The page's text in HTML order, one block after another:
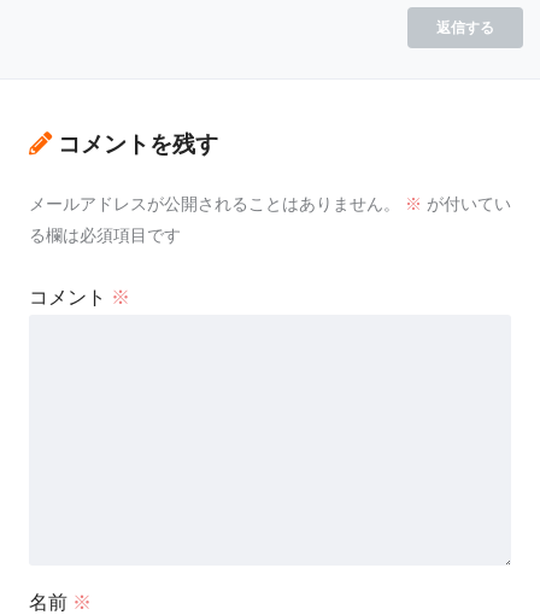
返信する
コメントを残す
メールアドレスが公開されることはありません。 ※ が付いてい
る欄は必須項目です
コメント ※
名前 ※